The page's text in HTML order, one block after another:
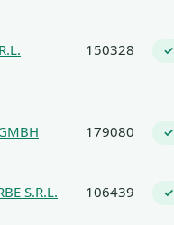
150328 ✓
179080 ✓
S.R.L. 106439 ✓